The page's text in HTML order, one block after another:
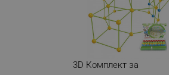
3D Комплект за